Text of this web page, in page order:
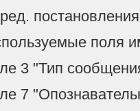
поля
3 "Тип
7